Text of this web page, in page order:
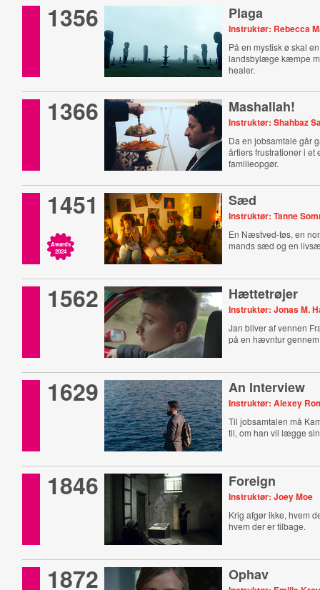
1356 Plaga
Instruktør: Rebecca
På en mystisk ø skal
landsbylæge kæmpe
healer.
1366 Mashallah!
Instruktør: Shahbaz
Da en jobsamtale går
årtiers frustrationer i et
familieopgør.
1451
Awards
2024
Sæd
Instruktør: Tanne
En Næstved-tøs, en
mands sæd og en
1562 Hættetrøjer
Instruktør: Jonas M.
Jan bliver af vennen
på en hævntur
1629 An Interview
Instruktør: Alexey
Til jobsamtalen må
til, om han vil lægge
1846 Foreign
Instruktør: Joey Moe
Krig afgør ikke, hvem
hvem der er tilbage.
1872 Ophav